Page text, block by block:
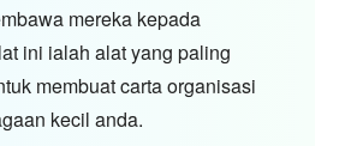
mereka kepada
ini ialah alat yang paling
membuat carta organisasi
kecil anda.